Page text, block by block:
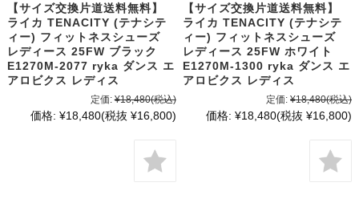
【サイズ交換片道送料無料】
ライカ TENACITY (テナシテ
ィー) フィットネスシューズ
レディース 25FW ブラック
E1270M-2077 ryka ダンス エ
アロビクス レディス
定価: ¥18,480(税込)
価格: ¥18,480(税抜 ¥16,800)
【サイズ交換片道送料無料】
ライカ TENACITY (テナシテ
ィー) フィットネスシューズ
レディース 25FW ホワイト
E1270M-1300 ryka ダンス エ
アロビクス レディス
定価: ¥18,480(税込)
価格: ¥18,480(税抜 ¥16,800)